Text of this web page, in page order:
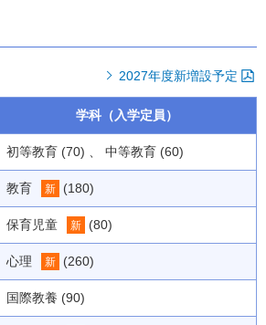
2027年度新増設予定
学科（入学定員）
初等教育 (70) 、 中等教育 (60)
教育 新 (180)
保育児童 新 (80)
心理 新 (260)
国際教養 (90)